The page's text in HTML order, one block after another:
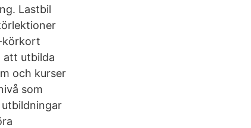
Lastbil
körkort
att utbilda
och kurser
som